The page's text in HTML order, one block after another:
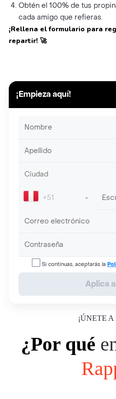
Obtén el 100% de tus
cada amigo que refieras.
¡Rellena el formulario para
repartir! 🚀
¡Empieza aquí!
Si continuas, aceptarás la
Aplica
¡ÚNETE A
¿Por qué